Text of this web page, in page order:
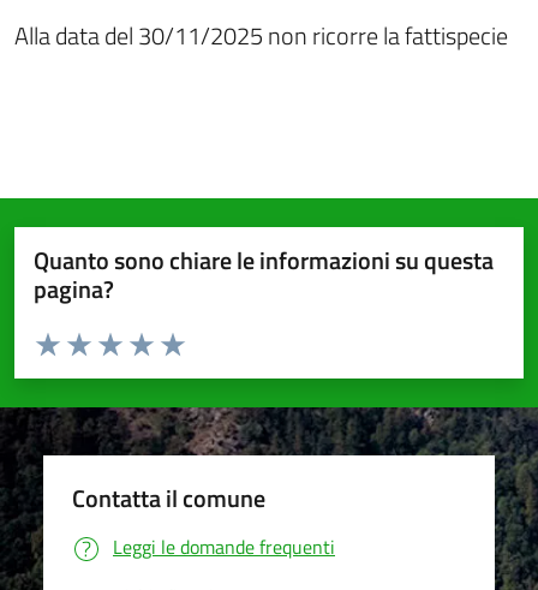
Alla data del 30/11/2025 non ricorre la fattispecie
Quanto sono chiare le informazioni su questa
pagina?
Valuta da 1 a 5 stelle la pagina
Valuta 5 stelle su 5
Valuta 4 stelle su 5
Valuta 3 stelle su 5
Valuta 2 stelle su 5
Valuta 1 stelle su 5
Contatta il comune
Leggi le domande frequenti